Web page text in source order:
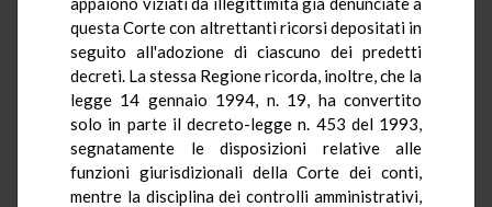
questa Corte con altrettanti ricorsi depositati in
seguito all'adozione di ciascuno dei predetti
decreti. La stessa Regione ricorda, inoltre, che la
legge 14 gennaio 1994, n. 19, ha convertito
solo in parte il decreto-legge n. 453 del 1993,
segnatamente le disposizioni relative alle
funzioni giurisdizionali della Corte dei conti,
mentre la disciplina dei controlli amministrativi,